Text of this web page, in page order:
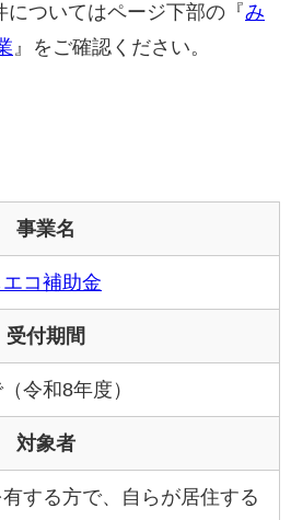
についてはページ下部の『み
』をご確認ください。
事業名
コ補助金
受付期間
令和8年度）
対象者
する方で、自らが居住する